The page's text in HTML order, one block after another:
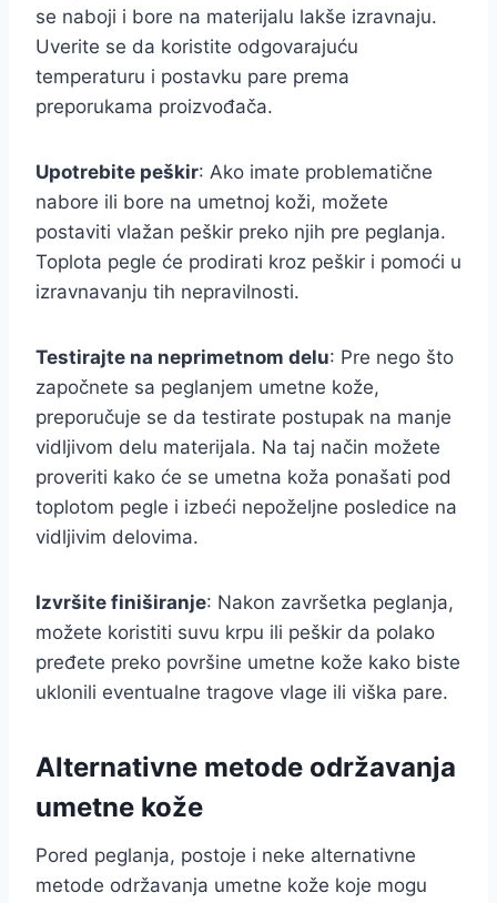
se naboji i bore na materijalu lakše izravnaju.
Uverite se da koristite odgovarajuću
temperaturu i postavku pare prema
preporukama proizvođača.
Upotrebite peškir: Ako imate problematične
nabore ili bore na umetnoj koži, možete
postaviti vlažan peškir preko njih pre peglanja.
Toplota pegle će prodirati kroz peškir i pomoći u
izravnavanju tih nepravilnosti.
Testirajte na neprimetnom delu: Pre nego što
započnete sa peglanjem umetne kože,
preporučuje se da testirate postupak na manje
vidljivom delu materijala. Na taj način možete
proveriti kako će se umetna koža ponašati pod
toplotom pegle i izbeći nepoželjne posledice na
vidljivim delovima.
Izvršite finiširanje: Nakon završetka peglanja,
možete koristiti suvu krpu ili peškir da polako
pređete preko površine umetne kože kako biste
uklonili eventualne tragove vlage ili viška pare.
Alternativne metode održavanja
umetne kože
Pored peglanja, postoje i neke alternativne
metode održavanja umetne kože koje mogu